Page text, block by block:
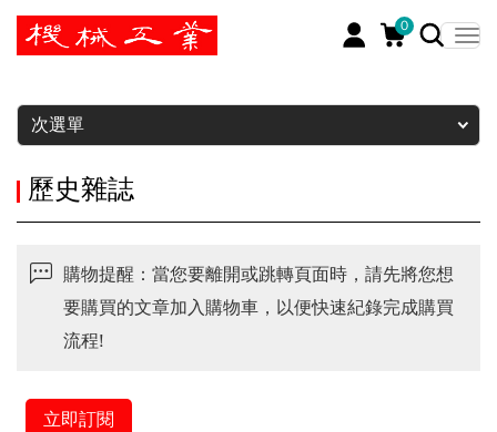
0
暫停
次選單
歷史雜誌
購物提醒：當您要離開或跳轉頁面時，請先將您想
要購買的文章加入購物車，以便快速紀錄完成購買
流程!
立即訂閱